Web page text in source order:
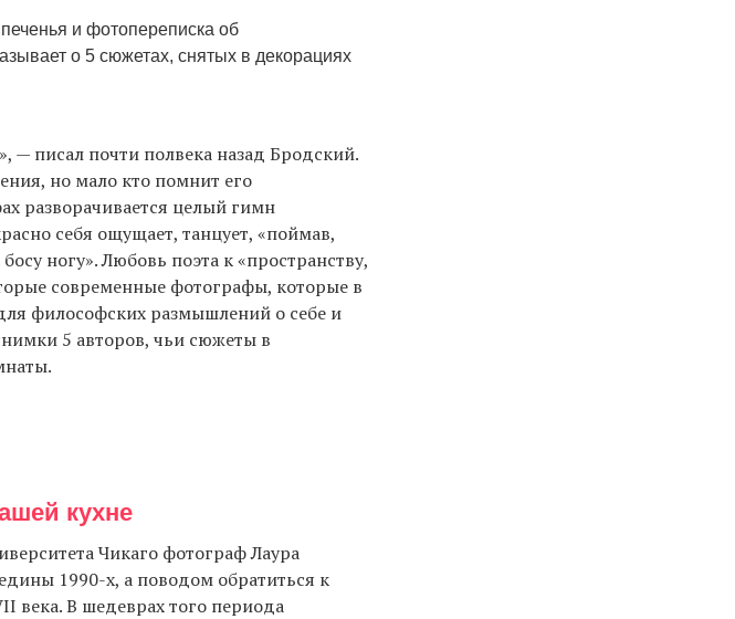
и фотопереписка об
о 5 сюжетах, снятых в декорациях
— писал почти полвека назад Бродский.
но мало кто помнит его
разворачивается целый гимн
себя ощущает, танцует, «поймав,
ногу». Любовь поэта к «пространству,
современные фотографы, которые в
философских размышлений о себе и
5 авторов, чьи сюжеты в
кухне
Чикаго фотограф Лаура
1990-х, а поводом обратиться к
века. В шедеврах того периода